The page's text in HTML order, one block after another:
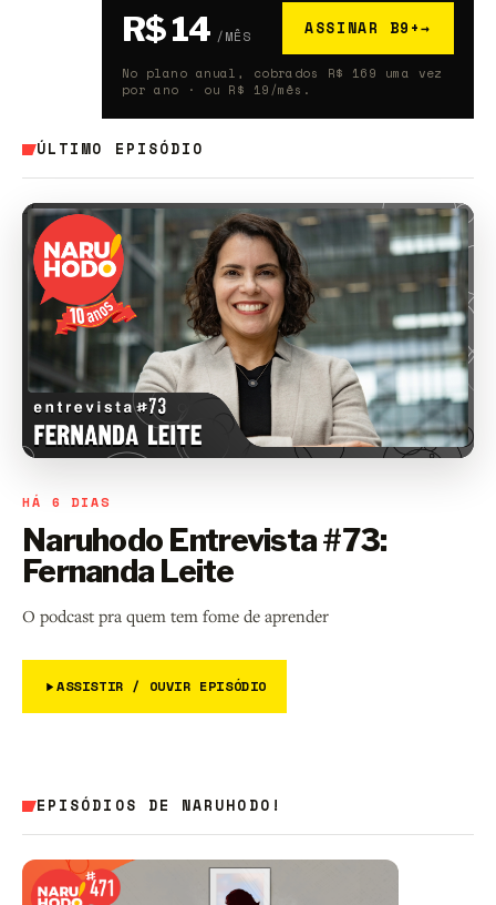
R$ 14 /MÊS ASSINAR B9+→
No plano anual, cobrados R$ 169 uma vez
por ano · ou R$ 19/mês.
ÚLTIMO EPISÓDIO
HÁ 6 DIAS
Naruhodo Entrevista #73:
Fernanda Leite
O podcast pra quem tem fome de aprender
ASSISTIR / OUVIR EPISÓDIO
EPISÓDIOS DE NARUHODO!